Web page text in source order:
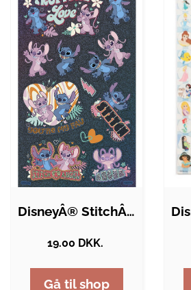
DisneyÂ® StitchÂ® Klistermærker
19.00 DKK.
Gå til shop